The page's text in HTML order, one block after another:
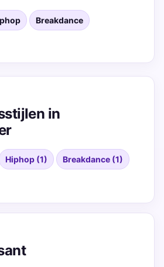
Breakdance
in
Hiphop (1) Breakdance (1)